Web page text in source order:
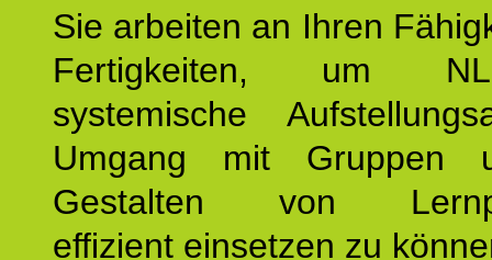
Sie arbeiten an Ihren
Fertigkeiten, um
systemische
Umgang mit Gruppen
Gestalten von
effizient einsetzen zu